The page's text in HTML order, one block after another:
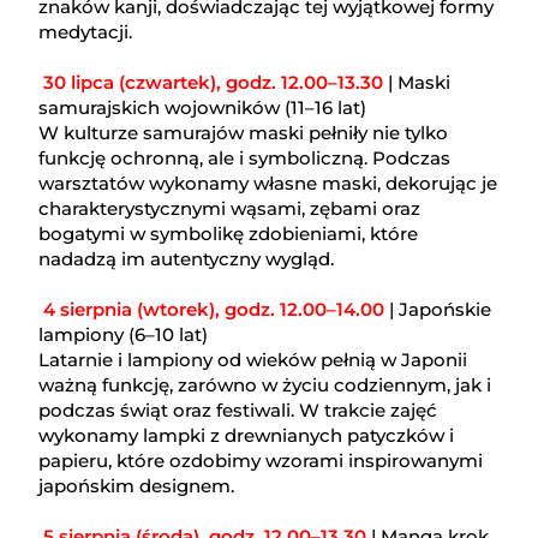
znaków kanji, doświadczając tej wyjątkowej formy
medytacji.
30 lipca (czwartek), godz. 12.00–13.30 | Maski
samurajskich wojowników (11–16 lat)
W kulturze samurajów maski pełniły nie tylko
funkcję ochronną, ale i symboliczną. Podczas
warsztatów wykonamy własne maski, dekorując je
charakterystycznymi wąsami, zębami oraz
bogatymi w symbolikę zdobieniami, które
nadadzą im autentyczny wygląd.
4 sierpnia (wtorek), godz. 12.00–14.00 | Japońskie
lampiony (6–10 lat)
Latarnie i lampiony od wieków pełnią w Japonii
ważną funkcję, zarówno w życiu codziennym, jak i
podczas świąt oraz festiwali. W trakcie zajęć
wykonamy lampki z drewnianych patyczków i
papieru, które ozdobimy wzorami inspirowanymi
japońskim designem.